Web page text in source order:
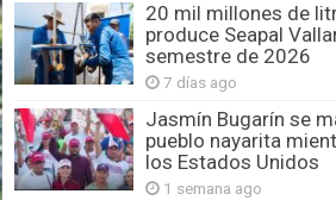
20 mil millones de
produce Seapal
semestre de 2026
7 días ago
Jasmín Bugarín se
pueblo nayarita
los Estados Unidos
1 semana ago